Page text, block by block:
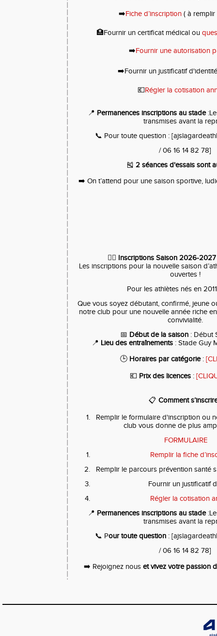
➡️Fiche d’inscription ( à remplir
🏥Fournir un certificat médical ou
➡️Fournir une autorisation
➡️Fournir un justificatif
💶Régler la cotisation
📍 Permanences inscriptions au stade
transmises avant la
📞 Pour toute question : [
/ 06 16 14 82 78]
🎽 2 séances d'essais sont
➡️ On t’attend pour une saison sportive,
🏃‍♂️ Inscriptions Saison 2026-
Les inscriptions pour la nouvelle saison
ouvertes !
Pour les athlètes nés en
Que vous soyez débutant, confirmé, jeune
notre club pour une nouvelle année riche
convivialité.
📅 Début de la saison : Début
📍 Lieu des entraînements : Stade Guy
🕒 Horaires par catégorie:
💶 Prix des licences :
📋Comment
Remplir le formulaire d'inscription ou
club vous donne de plus
FORMULAIRE
Remplir la fiche
Remplir le parcours prévention santé
Fournir un justificatif
Régler la cotisation
📍 Permanences inscriptions au stade
transmises avant la
📞 Pour toute question :
/ 06 16 14 82 78]
➡️ Rejoignez nous et vivez votre passion